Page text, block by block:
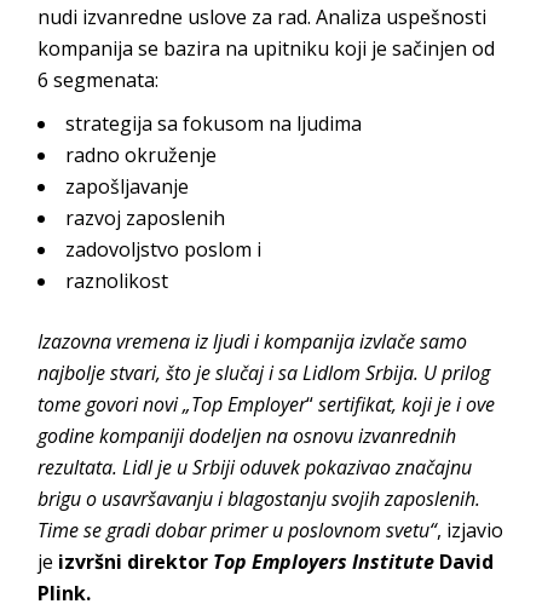
nudi izvanredne uslove za rad. Analiza uspešnosti
kompanija se bazira na upitniku koji je sačinjen od
6 segmenata:
strategija sa fokusom na ljudima
radno okruženje
zapošljavanje
razvoj zaposlenih
zadovoljstvo poslom i
raznolikost
Izazovna vremena iz ljudi i kompanija izvlače samo
najbolje stvari, što je slučaj i sa Lidlom Srbija. U prilog
tome govori novi „Top Employer“sertifikat, koji je i ove
godine kompaniji dodeljen na osnovu izvanrednih
rezultata. Lidl je u Srbiji oduvek pokazivao značajnu
brigu o usavršavanju i blagostanju svojih zaposlenih.
Time se gradi dobar primer u poslovnom svetu“, izjavio
je izvršni direktor Top Employers Institute David
Plink.